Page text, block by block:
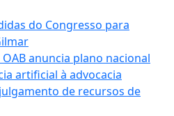
do Congresso para
anuncia plano nacional
artificial à advocacia
de recursos de